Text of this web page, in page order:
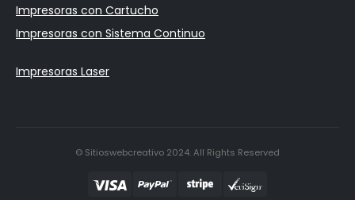
Impresoras con Cartucho
Impresoras con Sistema Continuo
Impresoras Laser
© Sitioswebcreativo 2024. All Rights Reserved